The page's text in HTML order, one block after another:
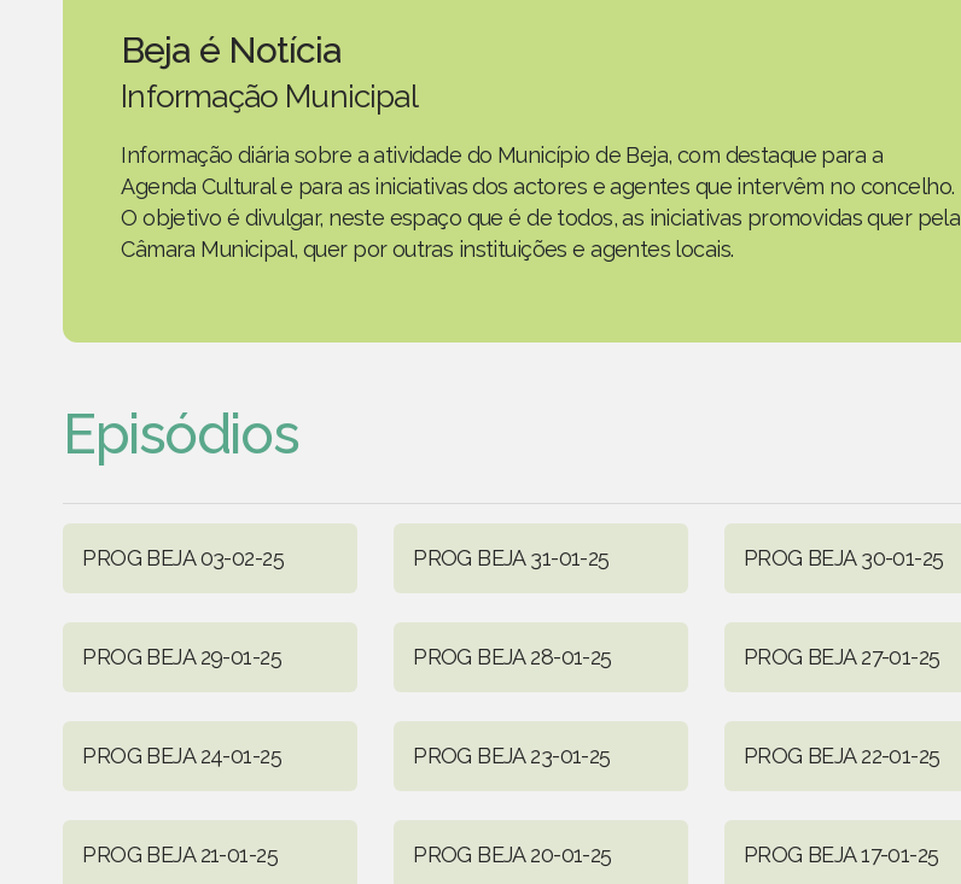
Beja é Notícia
Informação Municipal
Informação diária sobre a atividade do Município de Beja, com destaque para a
Agenda Cultural e para as iniciativas dos actores e agentes que intervêm no concelho.
O objetivo é divulgar, neste espaço que é de todos, as iniciativas promovidas quer pela
Câmara Municipal, quer por outras instituições e agentes locais.
Episódios
PROG BEJA 03-02-25 PROG BEJA 31-01-25 PROG BEJA 30-01-25
PROG BEJA 29-01-25 PROG BEJA 28-01-25 PROG BEJA 27-01-25
PROG BEJA 24-01-25 PROG BEJA 23-01-25 PROG BEJA 22-01-25
PROG BEJA 21-01-25 PROG BEJA 20-01-25 PROG BEJA 17-01-25